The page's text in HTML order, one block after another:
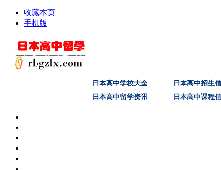
收藏本页
手机版
日本高中学校大全
日本高中招生
日本高中留学资讯
日本高中课程